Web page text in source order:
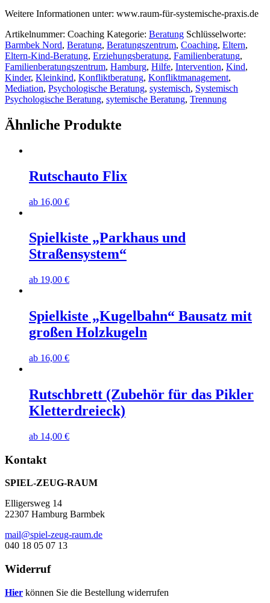
Weitere Informationen unter: www.raum-für-systemische-praxis.de
Artikelnummer: Coaching Kategorie: Beratung Schlüsselworte:
Barmbek Nord, Beratung, Beratungszentrum, Coaching, Eltern,
Eltern-Kind-Beratung, Erziehungsberatung, Familienberatung,
Familienberatungszentrum, Hamburg, Hilfe, Intervention, Kind,
Kinder, Kleinkind, Konfliktberatung, Konfliktmanagement,
Mediation, Psychologische Beratung, systemisch, Systemisch
Psychologische Beratung, sytemische Beratung, Trennung
Ähnliche Produkte
Rutschauto Flix
ab 16,00 €
Spielkiste „Parkhaus und
Straßensystem“
ab 19,00 €
Spielkiste „Kugelbahn“ Bausatz mit
großen Holzkugeln
ab 16,00 €
Rutschbrett (Zubehör für das Pikler
Kletterdreieck)
ab 14,00 €
Kontakt
SPIEL-ZEUG-RAUM
Elligersweg 14
22307 Hamburg Barmbek
mail@spiel-zeug-raum.de
040 18 05 07 13
Widerruf
Hier können Sie die Bestellung widerrufen